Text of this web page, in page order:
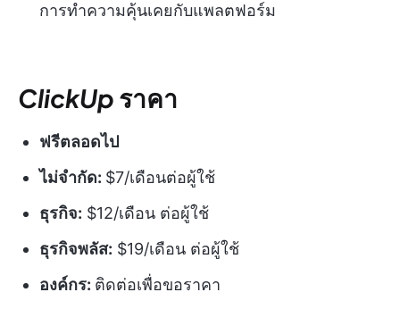
การทำความคุ้นเคยกับแพลตฟอร์ม
ClickUp ราคา
ฟรีตลอดไป
ไม่จำกัด: $7/เดือนต่อผู้ใช้
ธุรกิจ: $12/เดือน ต่อผู้ใช้
ธุรกิจพลัส: $19/เดือน ต่อผู้ใช้
องค์กร: ติดต่อเพื่อขอราคา